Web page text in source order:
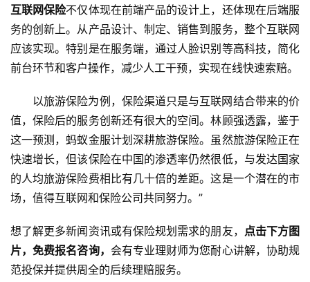
互联网保险不仅体现在前端产品的设计上，还体现在后端服
务的创新上。从产品设计、制定、销售到服务，整个互联网
应该实现。特别是在服务端，通过人脸识别等高科技，简化
前台环节和客户操作，减少人工干预，实现在线快速索赔。
以旅游保险为例，保险渠道只是与互联网结合带来的价
值，保险后的服务创新还有很大的空间。林顾强透露，鉴于
这一预测，蚂蚁金服计划深耕旅游保险。虽然旅游保险正在
快速增长，但该保险在中国的渗透率仍然很低，与发达国家
的人均旅游保险费相比有几十倍的差距。这是一个潜在的市
场，值得互联网和保险公司共同努力。”
想了解更多新闻资讯或有保险规划需求的朋友， 点击下方图
片，免费报名咨询， 会有专业理财师为您耐心讲解，协助规
范投保并提供周全的后续理赔服务。